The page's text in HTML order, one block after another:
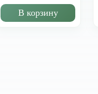
В корзину